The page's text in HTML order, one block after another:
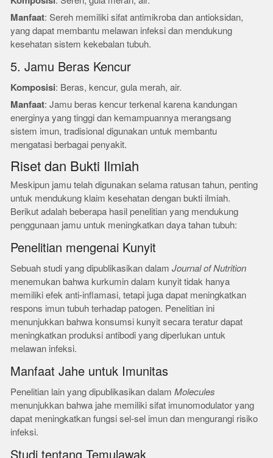
Manfaat: Sereh memiliki sifat antimikroba dan antioksidan,
yang dapat membantu melawan infeksi dan mendukung
kesehatan sistem kekebalan tubuh.
5. Jamu Beras Kencur
Komposisi: Beras, kencur, gula merah, air.
Manfaat: Jamu beras kencur terkenal karena kandungan
energinya yang tinggi dan kemampuannya merangsang
sistem imun, tradisional digunakan untuk membantu
mengatasi berbagai penyakit.
Riset dan Bukti Ilmiah
Meskipun jamu telah digunakan selama ratusan tahun, penting
untuk mendukung klaim kesehatan dengan bukti ilmiah.
Berikut adalah beberapa hasil penelitian yang mendukung
penggunaan jamu untuk meningkatkan daya tahan tubuh:
Penelitian mengenai Kunyit
Sebuah studi yang dipublikasikan dalamJournal of Nutrition
menemukan bahwa kurkumin dalam kunyit tidak hanya
memiliki efek anti-inflamasi, tetapi juga dapat meningkatkan
respons imun tubuh terhadap patogen. Penelitian ini
menunjukkan bahwa konsumsi kunyit secara teratur dapat
meningkatkan produksi antibodi yang diperlukan untuk
melawan infeksi.
Manfaat Jahe untuk Imunitas
Penelitian lain yang dipublikasikan dalamMolecules
menunjukkan bahwa jahe memiliki sifat imunomodulator yang
dapat meningkatkan fungsi sel-sel imun dan mengurangi risiko
infeksi.
Studi tentang Temulawak